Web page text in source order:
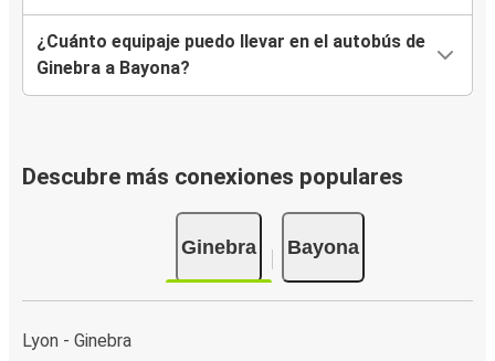
¿Cuánto equipaje puedo llevar en el autobús de
Ginebra a Bayona?
Descubre más conexiones populares
Ginebra Bayona
Lyon - Ginebra